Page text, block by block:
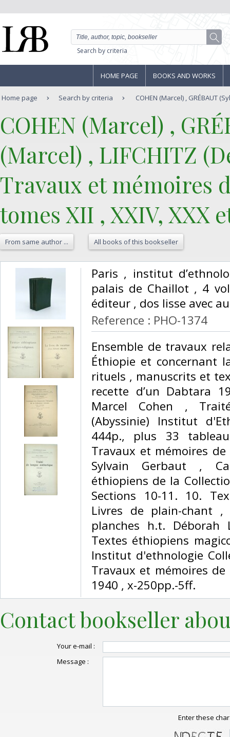
Search by criteria
HOME PAGE BOOKS AND WORKS
Home page Search by criteria COHEN (Marcel) , GRÉBAUT
‎COHEN (Marcel) ,
(Marcel) , LIFCHITZ
‎Travaux et mémoires
tomes XII , XXIV, XXX
From same author ... All books of this bookseller
‎Paris , institut
palais de Chaillot , 4
éditeur , dos lisse avec
Reference : PHO-1374
‎Ensemble de travaux
Éthiopie et concernant
rituels , manuscrits et
recette d’un Dabtara
Marcel Cohen ,
(Abyssinie) Institut
444p., plus 33
Travaux et mémoires
Sylvain Gerbaut ,
éthiopiens de la
Sections 10-11. 10.
Livres de plain-chant
planches h.t. Déborah
Textes éthiopiens
Institut d'ethnologie
Travaux et mémoires
1940 , x-250pp.-5ff. ‎
Contact bookseller
Your e-mail :
Message :
Enter these